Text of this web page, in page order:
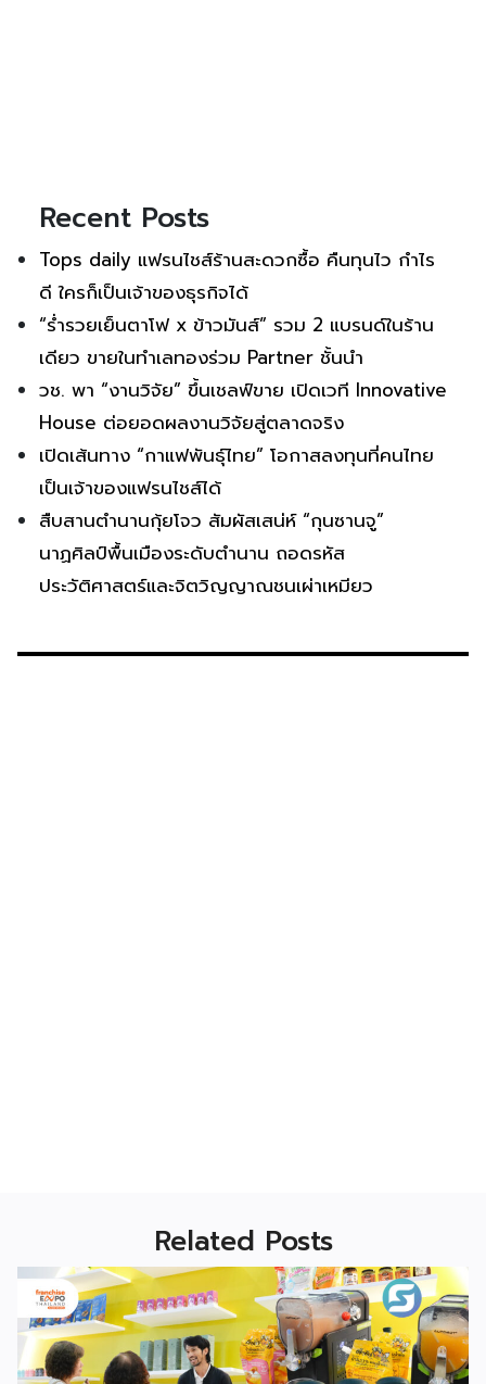
Recent Posts
Tops daily แฟรนไชส์ร้านสะดวกซื้อ คืนทุนไว กำไร
ดี ใครก็เป็นเจ้าของธุรกิจได้
“ร่ำรวยเย็นตาโฟ x ข้าวมันส์” รวม 2 แบรนด์ในร้าน
เดียว ขายในทำเลทองร่วม Partner ชั้นนำ
วช. พา “งานวิจัย” ขึ้นเชลฟ์ขาย เปิดเวที Innovative
House ต่อยอดผลงานวิจัยสู่ตลาดจริง
เปิดเส้นทาง “กาแฟพันธุ์ไทย” โอกาสลงทุนที่คนไทย
เป็นเจ้าของแฟรนไชส์ได้
สืบสานตำนานกุ้ยโจว สัมผัสเสน่ห์ “กุนซานจู”
นาฏศิลป์พื้นเมืองระดับตำนาน ถอดรหัส
ประวัติศาสตร์และจิตวิญญาณชนเผ่าเหมียว
Related Posts